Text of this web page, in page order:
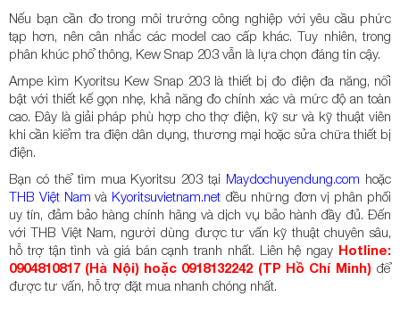
Nếu bạn cần đo trong môi trường công nghiệp với yêu cầu phức
tạp hơn, nên cân nhắc các model cao cấp khác. Tuy nhiên, trong
phân khúc phổ thông, Kew Snap 203 vẫn là lựa chọn đáng tin cậy.
Ampe kìm Kyoritsu Kew Snap 203 là thiết bị đo điện đa năng, nổi
bật với thiết kế gọn nhẹ, khả năng đo chính xác và mức độ an toàn
cao. Đây là giải pháp phù hợp cho thợ điện, kỹ sư và kỹ thuật viên
khi cần kiểm tra điện dân dụng, thương mại hoặc sửa chữa thiết bị
điện.
Bạn có thể tìm mua Kyoritsu 203 tại Maydochuyendung.com hoặc
THB Việt Nam và Kyoritsuvietnam.net đều những đơn vị phân phối
uy tín, đảm bảo hàng chính hãng và dịch vụ bảo hành đầy đủ. Đến
với THB Việt Nam, người dùng được tư vấn kỹ thuật chuyên sâu,
hỗ trợ tận tình và giá bán cạnh tranh nhất. Liên hệ ngay Hotline:
0904810817 (Hà Nội) hoặc 0918132242 (TP Hồ Chí Minh) để
được tư vấn, hỗ trợ đặt mua nhanh chóng nhất.